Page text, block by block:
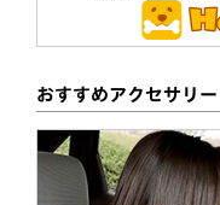
おすすめアクセサリー